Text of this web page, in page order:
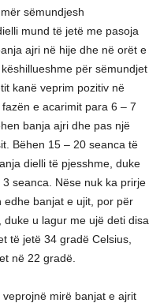
sëmundjesh
mund të jetë me pasoja
ajri në hije dhe në orët e
për sëmundjet
kanë veprim pozitiv në
e acarimit para 6 – 7
banja ajri dhe pas një
Bëhen 15 – 20 seanca të
dielli të pjesshme, duke
seanca. Nëse nuk ka prirje
edhe banjat e ujit, por për
u lagur me ujë deti disa
të jetë 34 gradë Celsius,
në 22 gradë.
mirë banjat e ajrit